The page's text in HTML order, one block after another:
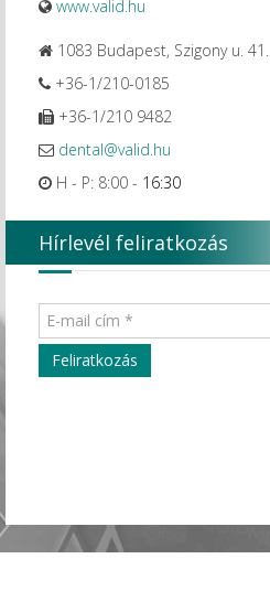
www.valid.hu
1083 Budapest, Szigony u. 41.
+36-1/210-0185
+36-1/210 9482
dental@valid.hu
H - P: 8:00 - 16:30
Hírlevél feliratkozás